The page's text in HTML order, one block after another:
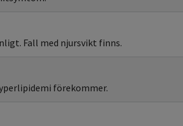
Fall med njursvikt finns.
förekommer.